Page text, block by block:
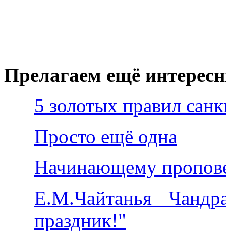
Прелагаем ещё
5 золотых правил
Просто ещё одна
Начинающему
Е.М.Чайтанья
праздник!"